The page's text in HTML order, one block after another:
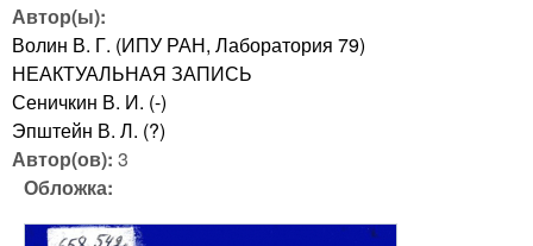
Автор(ы):
Волин В. Г. (ИПУ РАН, Лаборатория 79)
НЕАКТУАЛЬНАЯ ЗАПИСЬ
Сеничкин В. И. (-)
Эпштейн В. Л. (?)
Автор(ов): 3
Обложка: